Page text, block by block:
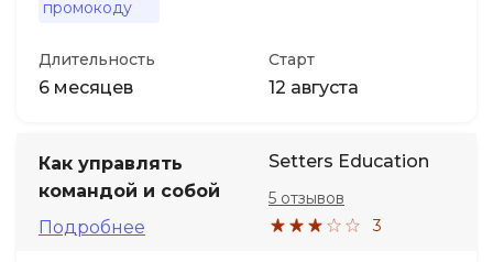
промокоду
Длительность
6 месяцев
Старт
12 августа
Как управлять
командой и собой
Подробнее
Setters Education
3
5 отзывов